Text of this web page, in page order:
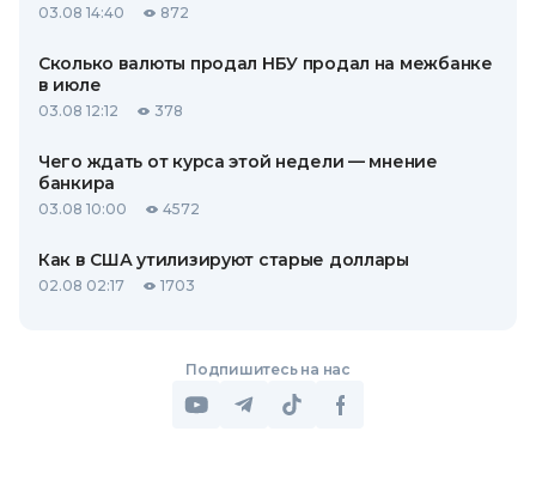
03.08 14:40 872
Сколько валюты продал НБУ продал на межбанке
в июле
03.08 12:12 378
Чего ждать от курса этой недели — мнение
банкира
03.08 10:00 4572
Как в США утилизируют старые доллары
02.08 02:17 1703
Подпишитесь на нас